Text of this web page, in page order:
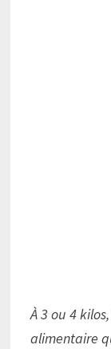
À 3 ou 4
alimentaire